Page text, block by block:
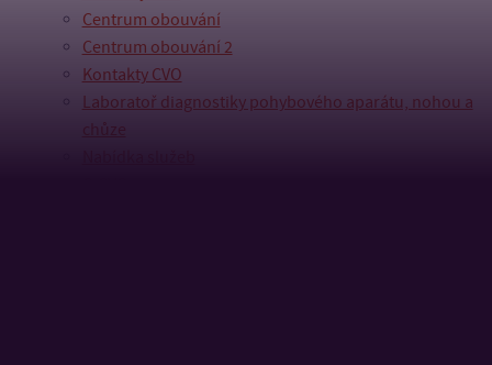
Centrum obouvání
Centrum obouvání 2
Kontakty CVO
Laboratoř diagnostiky pohybového aparátu, nohou a
chůze